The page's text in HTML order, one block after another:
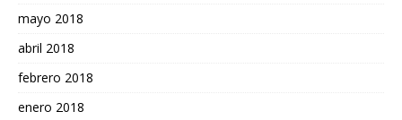
mayo 2018
abril 2018
febrero 2018
enero 2018